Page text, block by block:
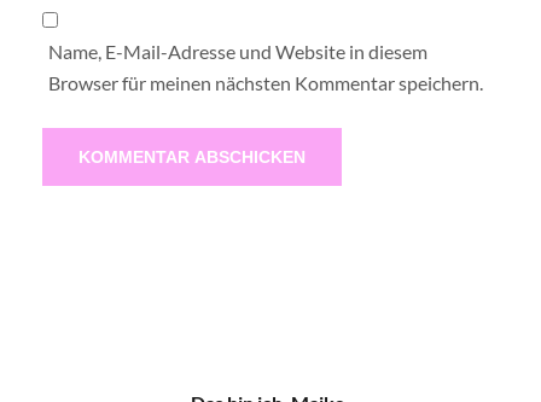
Name, E-Mail-Adresse und Website in diesem
Browser für meinen nächsten Kommentar speichern.